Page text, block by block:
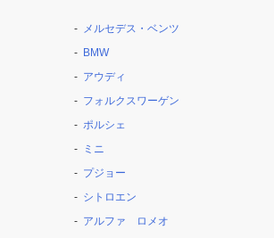
メルセデス・ベンツ
BMW
アウディ
フォルクスワーゲン
ポルシェ
ミニ
プジョー
シトロエン
アルファ ロメオ